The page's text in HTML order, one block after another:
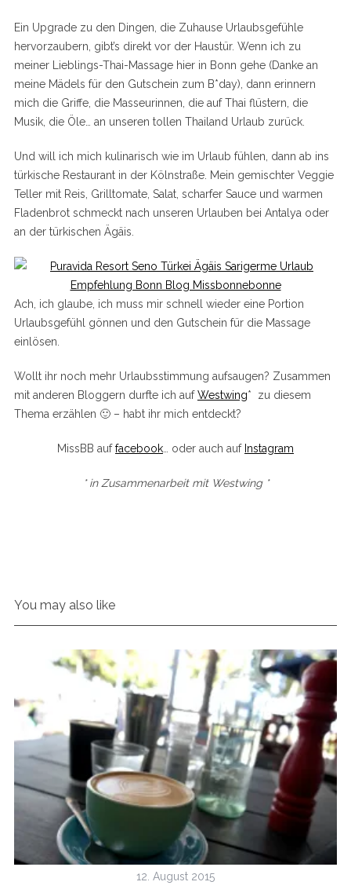
Ein Upgrade zu den Dingen, die Zuhause Urlaubsgefühle
hervorzaubern, gibt’s direkt vor der Haustür. Wenn ich zu
meiner Lieblings-Thai-Massage hier in Bonn gehe (Danke an
meine Mädels für den Gutschein zum B*day), dann erinnern
mich die Griffe, die Masseurinnen, die auf Thai flüstern, die
Musik, die Öle… an unseren tollen Thailand Urlaub zurück.
Und will ich mich kulinarisch wie im Urlaub fühlen, dann ab ins
türkische Restaurant in der Kölnstraße. Mein gemischter Veggie
Teller mit Reis, Grilltomate, Salat, scharfer Sauce und warmen
Fladenbrot schmeckt nach unseren Urlauben bei Antalya oder
an der türkischen Ägäis.
Ach, ich glaube, ich muss mir schnell wieder eine Portion
Urlaubsgefühl gönnen und den Gutschein für die Massage
einlösen.
Wollt ihr noch mehr Urlaubsstimmung aufsaugen? Zusammen
mit anderen Bloggern durfte ich aufWestwing* zu diesem
Thema erzählen 🙂 – habt ihr mich entdeckt?
MissBB auffacebook … oder auch auf Instagram
* in Zusammenarbeit mit Westwing *
You may also like
12. August 2015